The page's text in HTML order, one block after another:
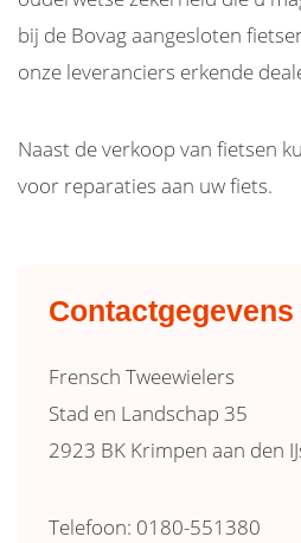
bij de Bovag aangesloten
onze leveranciers erkende
Naast de verkoop van fietsen
voor reparaties aan uw fiets.
Contactgegevens
Frensch Tweewielers
Stad en Landschap 35
2923 BK Krimpen aan den
Telefoon: 0180-551380